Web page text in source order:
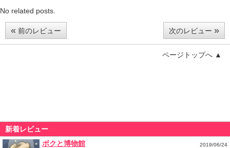
No related posts.
« 前のレビュー 次のレビュー »
ページトップへ ▲
新着レビュー
ボクと博物館
2019/06/24